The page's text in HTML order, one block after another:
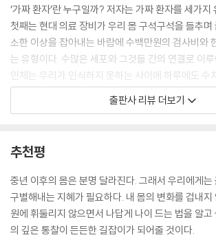
것이 아니라는 것을, 병원에서만 답을 찾으려 하면 도
히려 해를 입을 가능성이 더 많다는 것을 납득하도록
--- 「“온몸이 아파요” 마약성 진통제를 복용하려던
서
약이 잘 안 듣기 때문에 진통제가 신중히 사용되어
해하지 못하는 의사를 만나면 병세가 더 악화될 수 있
환자들의 경우 거의 모두 경제적 어려움, 사회적 고
--- 「불면과 우울이 섬유근통으로 이어진 26세 여성」
우리나라 사람들이 다른 장수국 국민들에 비해 건강
건 아닙니다. 더 큰 문제는 우리나라는 자신의 건강
하는 사람이 가장 많은 국가라는 것입니다.
--- 「자신이 ‘건강하지 않다’고 여기게 된 한국인들」
‘가짜 환자’란 누구일까? 저자는 가짜 환자를 세가지
첫째는 현대 의료 장비가 우리 몸 구석구석을 들추며
소한 이상을 잡아내는 바람에 수백만원의 검사비와
는 유형이다. 수많은 세포와 그것들 간의 연결로 이
인체는 우리가 인식하지 못하는 사이에 하루에도 수
체적으로 고쳐지며 기능한다. 그 오작동의 정도가
비로소 병으로 발현된다. 그러나 오작동을 잡아내는
‘비환자’로 가려내는 정도)는 낮아진다는 점을 지적
남용되는 정밀검사들이 거짓 양성 반응을 양산하고
가짜 환자를 만들어내는 과잉 검사와 진단은 의료 현
낳고 있다. 이상 소견을 받아 든 환자는 왠지 아픈 듯
하게 되고, 이를 해명해줄 진단명을 들을 때까지 끝없
출판사 리뷰 더보기
추천평
중년 이후의 몸은 분명 달라진다. 그래서 우리에게는
구별해내는 지혜가 필요하다. 내 몸의 변화를 겁내지
원에 휘둘리지 않으면서 나답게 나이 드는 법을 알
의 깊은 통찰이 든든한 길잡이가 되어줄 것이다.